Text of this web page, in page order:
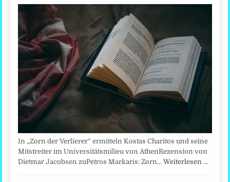
In „Zorn der Verlierer“ ermitteln Kostas Charitos und seine
Mitstreiter im Universitätsmilieu von AthenRezension von
Dietmar Jacobsen zuPetros Markaris: Zorn…Weiterlesen …